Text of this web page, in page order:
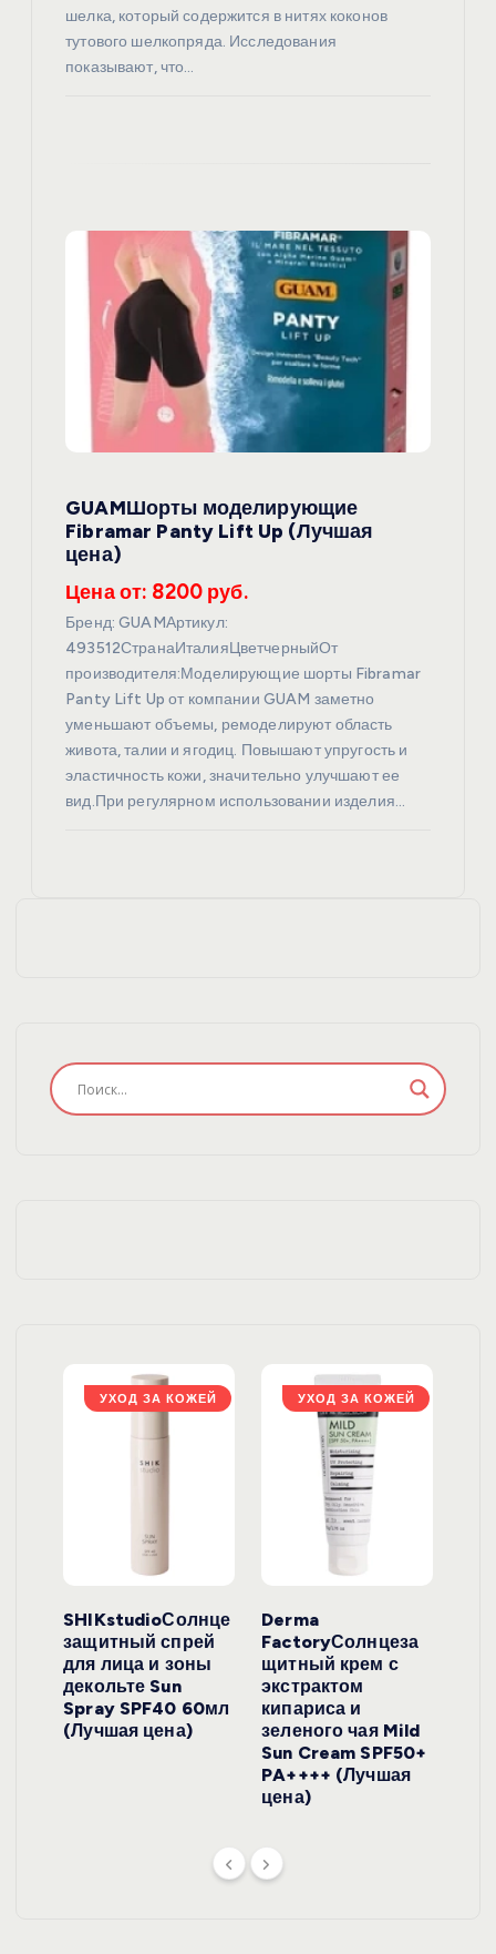
шелка, который содержится в нитях коконов
тутового шелкопряда. Исследования
показывают, что…
GUAMШорты моделирующие
Fibramar Panty Lift Up (Лучшая
цена)
Цена от: 8200 руб.
Бренд: GUAMАртикул:
493512СтранаИталияЦветчерныйОт
производителя:Моделирующие шорты Fibramar
Panty Lift Up от компании GUAM заметно
уменьшают объемы, ремоделируют область
живота, талии и ягодиц. Повышают упругость и
эластичность кожи, значительно улучшают ее
вид.При регулярном использовании изделия…
УХОД ЗА КОЖЕЙ
SHIKstudioСолнце
защитный спрей
для лица и зоны
декольте Sun
Spray SPF40 60мл
(Лучшая цена)
УХОД ЗА КОЖЕЙ
Derma
FactoryСолнцеза
щитный крем с
экстрактом
кипариса и
зеленого чая Mild
Sun Cream SPF50+
PA++++ (Лучшая
цена)